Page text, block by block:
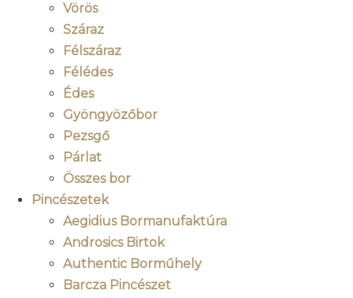
Vörös
Száraz
Félszáraz
Félédes
Édes
Gyöngyözőbor
Pezsgő
Párlat
Összes bor
Pincészetek
Aegidius Bormanufaktúra
Androsics Birtok
Authentic Borműhely
Barcza Pincészet